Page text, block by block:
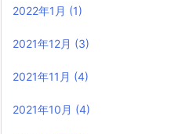
2022年1月 (1)
2021年12月 (3)
2021年11月 (4)
2021年10月 (4)